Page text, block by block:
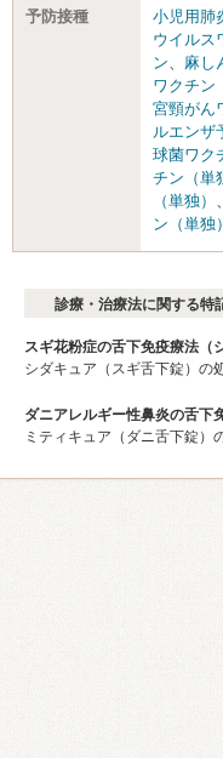
予防接種 小児用肺
ウイルス
ン、 麻し
ワクチン
宮頸がん
ルエンザ
球菌ワク
チン（単
（単独） 、
ン（単独）
診療・治療法に関する特
スギ花粉症の舌下免疫療法（
シダキュア（スギ舌下錠）の
ダニアレルギー性鼻炎の舌下
ミティキュア（ダニ舌下錠）